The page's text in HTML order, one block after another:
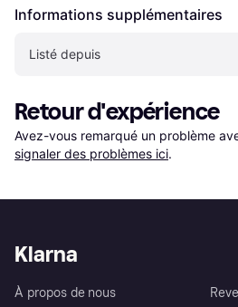
Informations supplémentaires
Listé depuis
Retour d'expérience
Avez-vous remarqué un problème
signaler des problèmes ici.
Klarna
À propos de nous